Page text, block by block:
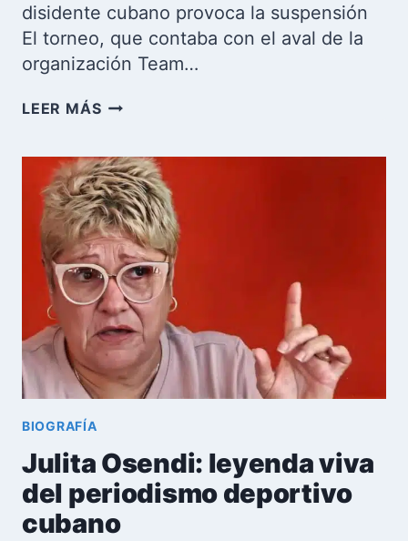
disidente cubano provoca la suspensión
El torneo, que contaba con el aval de la
organización Team…
LEER MÁSLA
DE
BÉISBOL
EN
BARRANQUILLA
ES
CANCELADA
POR
PRESIONES
POLÍTICAS
BIOGRAFÍA
Julita Osendi: leyenda viva
del periodismo deportivo
cubano